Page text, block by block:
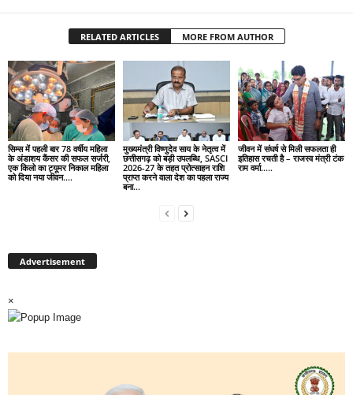
RELATED ARTICLES MORE FROM AUTHOR
सिम्स में पहली बार 78 वर्षीय महिला
के अंडाशय कैंसर की सफल सर्जरी,
एक किलो का ट्यूमर निकाल महिला
को दिया नया जीवन….
मुख्यमंत्री विष्णुदेव साय के नेतृत्व में
छत्तीसगढ़ को बड़ी उपलब्धि, SASCI
2026-27 के तहत प्रोत्साहन राशि
प्राप्त करने वाला देश का पहला राज्य
बना...
जीवन में संघर्ष से मिली सफलता ही
इतिहास रचती है – राजस्व मंत्री टंक
राम वर्मा…..
Advertisement
×